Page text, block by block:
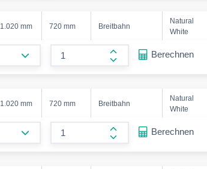
1.020 mm 720 mm Breitbahn
Natural
White
form.increase-amount
Berechnen
1.020 mm 720 mm Breitbahn
Natural
White
form.increase-amount
Berechnen